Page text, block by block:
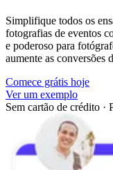
Simplifique todos os
fotografias de eventos
e poderoso para
aumente as conversões
Comece grátis hoje
Ver um exemplo
Sem cartão de crédito ·